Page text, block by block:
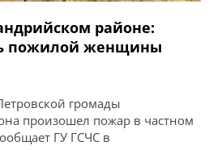
районе:
пожилой женщины
громады
произошел пожар в частном
ГУ ГСЧС в